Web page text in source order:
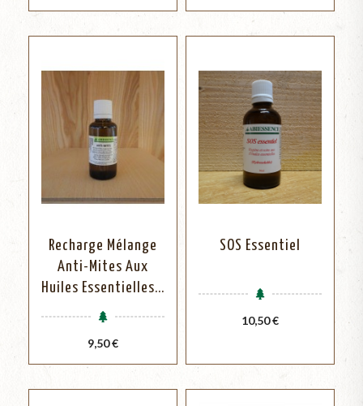
Recharge Mélange
Anti-Mites Aux
Huiles Essentielles...
Prix
9,50 €
SOS Essentiel
Prix
10,50 €